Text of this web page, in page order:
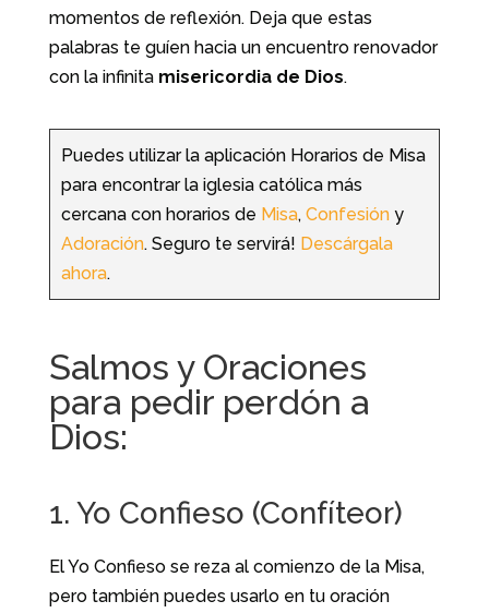
momentos de reflexión. Deja que estas
palabras te guíen hacia un encuentro renovador
con la infinita misericordia de Dios.
Puedes utilizar la aplicación Horarios de Misa
para encontrar la iglesia católica más
cercana con horarios de Misa, Confesióny
Adoración. Seguro te servirá! Descárgala
ahora.
Salmos y Oraciones
para pedir perdón a
Dios:
1. Yo Confieso (Confíteor)
El Yo Confieso se reza al comienzo de la Misa,
pero también puedes usarlo en tu oración